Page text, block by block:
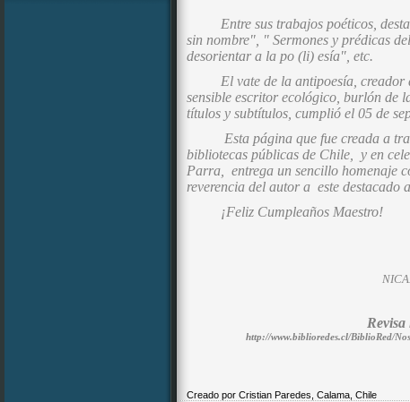
Entre sus trabajos poéticos,
sin nombre", " Sermones y prédicas
desorientar a la po (li) esía", etc.
El vate de la antipoesía, creador
sensible escritor ecológico, burlón de
títulos y subtítulos, cumplió el 05 de
Esta página que fue creada a
bibliotecas públicas de Chile, y en
Parra, entrega un sencillo homenaje
reverencia del autor a este destacado
¡Feliz Cumpleaños Maestro!
http://www.biblioredes.cl/BiblioRed/
Creado por Cristian Paredes, Calama, Chile